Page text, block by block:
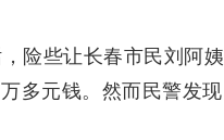
险些让长春市民刘阿
多元钱。然而民警发